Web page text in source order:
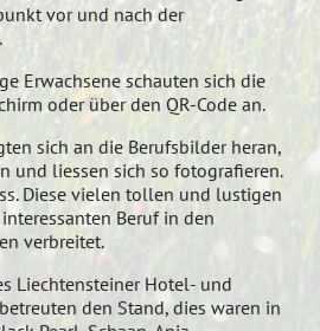
vor und nach der
Erwachsene schauten sich die
oder über den QR-Code an.
sich an die Berufsbilder heran,
und liessen sich so fotografieren.
Diese vielen tollen und lustigen
Beruf in den
verbreitet.
Liechtensteiner Hotel- und
den Stand, dies waren in